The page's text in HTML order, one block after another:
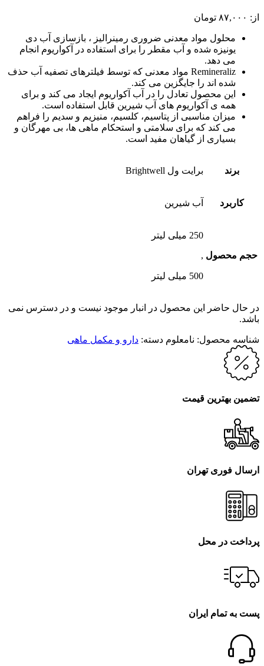
از: ۸۷,۰۰۰ تومان
محلول مواد معدنی ضروری رمینرالیز ، بازسازی آب دی
یونیزه شده و آب مقطر را برای استفاده در آکواریوم انجام
می دهد.
Remineraliz مواد معدنی که توسط فیلترهای تصفیه آب حذف
شده اند را جایگزین می کند.
این محصول تعادل را در آب آکواریوم ایجاد می کند و برای
همه ی آکواریوم های آب شیرین قابل استفاده است.
میزان مناسبی از پتاسیم، کلسیم، منیزیم و سدیم را فراهم
می کند که برای سلامتی و استحکام ماهی ها، بی مهرگان و
بسیاری از گیاهان مفید است.
برند برایت ول Brightwell
کاربرد آب شیرین
حجم محصول
250 میلی لیتر
,
500 میلی لیتر
در حال حاضر این محصول در انبار موجود نیست و در دسترس نمی
باشد.
شناسه محصول: نامعلوم دسته: دارو و مکمل ماهی
تضمین بهترین قیمت
ارسال فوری تهران
پرداخت در محل
پست به تمام ایران